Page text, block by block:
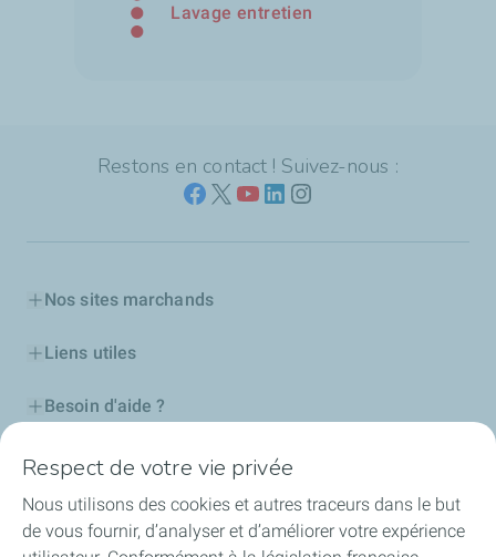
Lavage entretien
Restons en contact ! Suivez-nous :
Nos sites marchands
Liens utiles
Besoin d'aide ?
Nos cartes
Certificats d'économies d'énergie
Respect de votre vie privée
Nous utilisons des cookies et autres traceurs dans le but
de vous fournir, d’analyser et d’améliorer votre expérience